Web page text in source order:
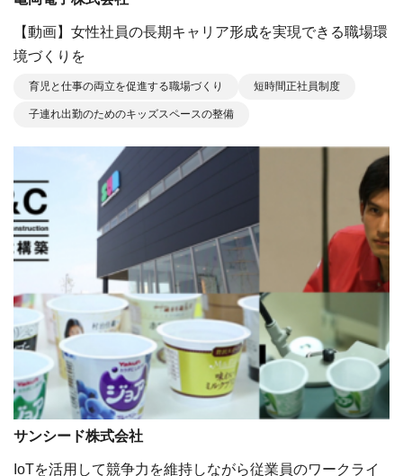
【動画】女性社員の長期キャリア形成を実現できる職場環
境づくりを
育児と仕事の両立を促進する職場づくり 短時間正社員制度
子連れ出勤のためのキッズスペースの整備
サンシード株式会社
IoTを活用して競争力を維持しながら従業員のワークライ